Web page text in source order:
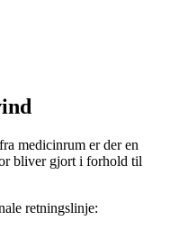
medicinrum er der en
bliver gjort i forhold til
retningslinje: